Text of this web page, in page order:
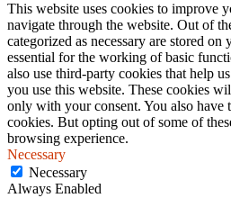
This website uses cookies to improve
navigate through the website. Out of
categorized as necessary are stored on
essential for the working of basic
also use third-party cookies that help
you use this website. These cookies
only with your consent. You also have
cookies. But opting out of some of
browsing experience.
Necessary
Necessary
Always Enabled